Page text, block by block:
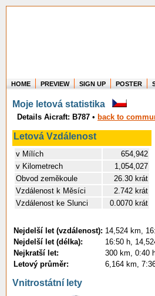
Create
HOME PREVIEW SIGN UP POSTER
Moje letová statistika
Details Aicraft: B787 • back to
Letová Vzdálenost
v Mílích
654,942
v Kilometrech
1,054,027
Obvod zeměkoule
26.30 krát
Vzdálenost k Měsíci
2.742 krát
Vzdálenost ke Slunci
0.0070 krát
Nejdelší let (vzdálenost): 14,524 km,
Nejdelší let (délka):
16:50 h,
Nejkratší let:
300 km, 0:40
Letový průměr:
6,164 km,
Vnitrostátní lety